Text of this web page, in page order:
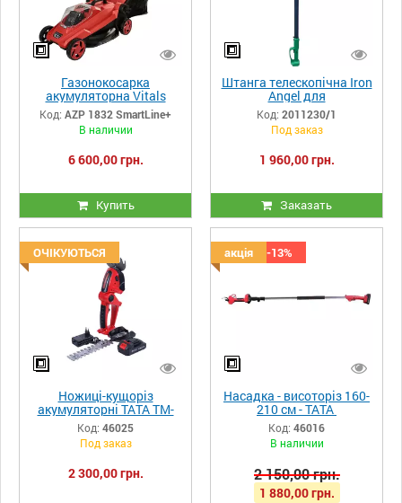
Газонокосарка
акумуляторна Vitals
Master AZP 1832
SmartLine+
Код: AZP 1832 SmartLine+
В наличии
6 600,00 грн.
Купить
Штанга телескопічна Iron
Angel для
акумуляторного
інструменту
Код: 2011230/1
Под заказ
1 960,00 грн.
Заказать
ОЧІКУЮТЬСЯ
Ножиці-кущоріз
акумуляторні ТАТА TM-
SH704Li 21V комплект
Код: 46025
Под заказ
2 300,00 грн.
Скидка -13%
акція
Насадка - висоторіз 160-
210 см - ТАТА
Код: 46016
В наличии
2 150,00 грн.
1 880,00 грн.